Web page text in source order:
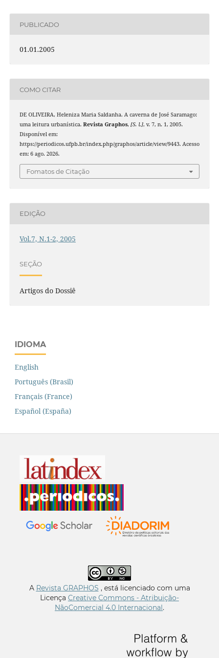
PUBLICADO
01.01.2005
COMO CITAR
DE OLIVEIRA, Heleniza Maria Saldanha. A caverna de José Saramago:
uma leitura urbanística. Revista Graphos, [S. l.], v. 7, n. 1, 2005.
Disponível em:
https://periodicos.ufpb.br/index.php/graphos/article/view/9443. Acesso
em: 6 ago. 2026.
Fomatos de Citação
EDIÇÃO
Vol.7, N.1-2, 2005
SEÇÃO
Artigos do Dossiê
IDIOMA
English
Português (Brasil)
Français (France)
Español (España)
A Revista GRAPHOS , está licenciado com uma
Licença Creative Commons - Atribuição-
NãoComercial 4.0 Internacional.